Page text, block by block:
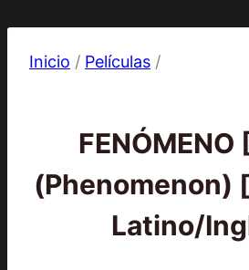
Inicio / Películas /
FENÓMENO
(Phenomenon)
Latino/